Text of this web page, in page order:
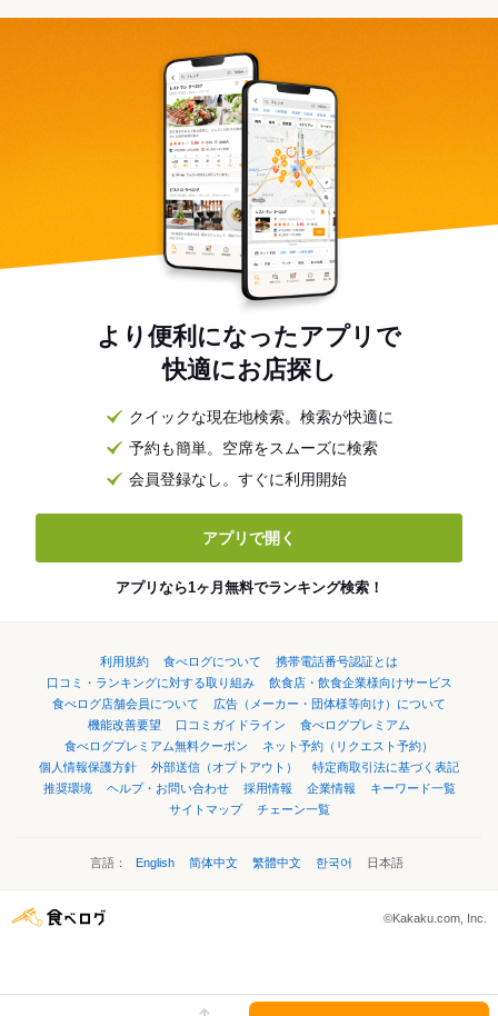
より便利になったアプリで
快適にお店探し
クイックな現在地検索。検索が快適に
予約も簡単。空席をスムーズに検索
会員登録なし。すぐに利用開始
アプリで開く
アプリなら1ヶ月無料でランキング検索！
利用規約 食べログについて
携帯電話番号認証とは
口コミ・ランキングに対する取り組み
飲食店・飲食企業様向けサービス
食べログ店舗会員について
広告（メーカー・団体様等向け）について
機能改善要望
口コミガイドライン
食べログプレミアム
食べログプレミアム無料クーポン
ネット予約（リクエスト予約）
個人情報保護方針
外部送信（オプトアウト）
特定商取引法に基づく表記
推奨環境
ヘルプ・お問い合わせ 採用情報 企業情報
キーワード一覧
サイトマップ
チェーン一覧
言語： English 简体中文 繁體中文 한국어 日本語
©Kakaku.com, Inc.